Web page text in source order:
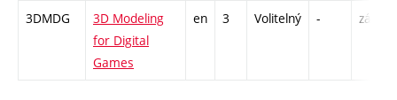
3DMDG
3D Modeling
for Digital
Games
en 3 Volitelný - zá